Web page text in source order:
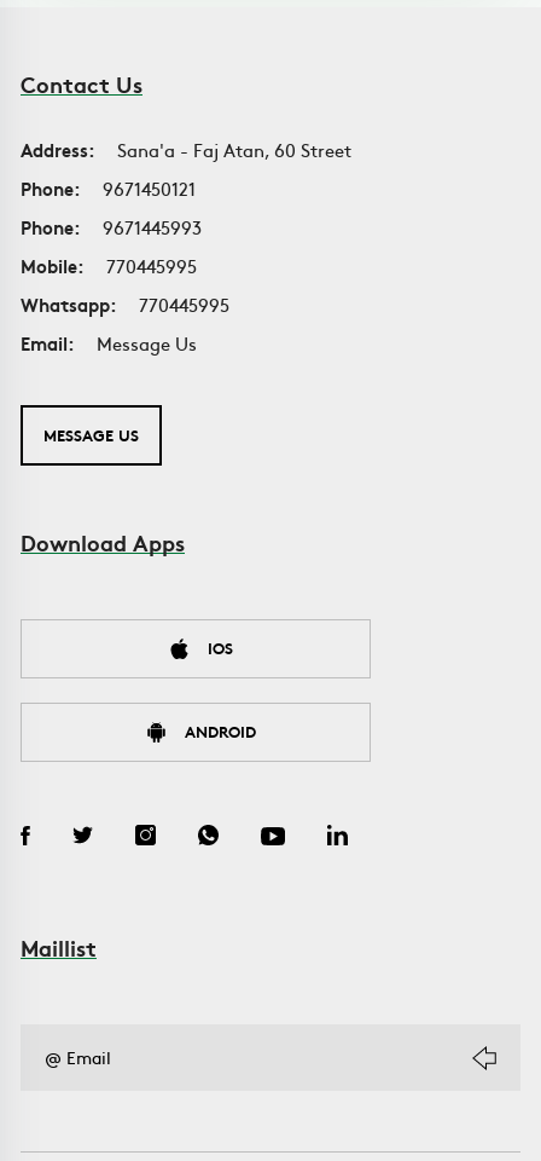
Contact Us
Address:
Sana'a - Faj Atan, 60 Street
Phone:
9671450121
Phone:
9671445993
Mobile:
770445995
Whatsapp:
770445995
Email:
Message Us
MESSAGE US
Download Apps
IOS
ANDROID
Maillist